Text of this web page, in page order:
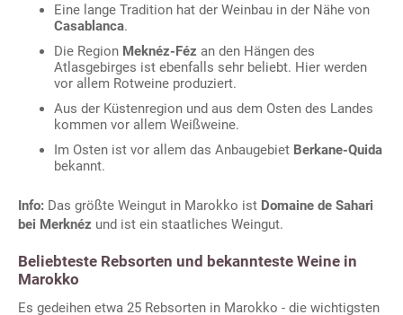
Eine lange Tradition hat der Weinbau in der Nähe von
Casablanca.
Die Region Meknéz-Féz an den Hängen des
Atlasgebirges ist ebenfalls sehr beliebt. Hier werden
vor allem Rotweine produziert.
Aus der Küstenregion und aus dem Osten des Landes
kommen vor allem Weißweine.
Im Osten ist vor allem das Anbaugebiet Berkane-Quida
bekannt.
Info: Das größte Weingut in Marokko ist Domaine de Sahari
bei Merknéz und ist ein staatliches Weingut.
Beliebteste Rebsorten und bekannteste Weine in
Marokko
Es gedeihen etwa 25 Rebsorten in Marokko - die wichtigsten